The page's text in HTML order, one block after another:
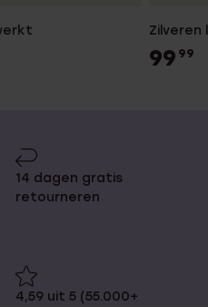
Zilveren
99 99
14 dagen gratis
retourneren
4,59 uit 5 (55.000+